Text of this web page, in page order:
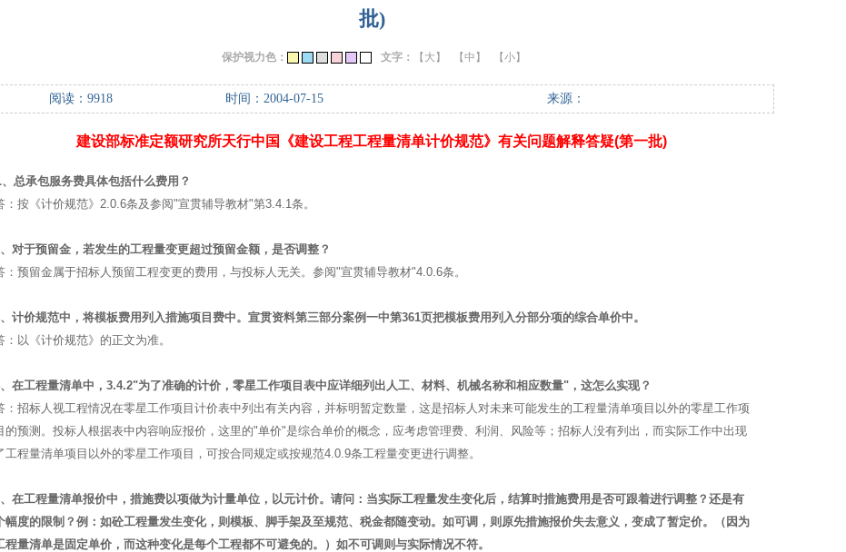
批)
文字： 【大】 【中】 【小】
保护视力色：
阅读： 9918 时间：2004-07-15 来源：
建设部标准定额研究所天行中国《建设工程工程量清单计价规范》有关问题解释答疑(第一批)
、总承包服务费具体包括什么费用？
：按《计价规范》2.0.6条及参阅"宣贯辅导教材"第3.4.1条。
对于预留金，若发生的工程量变更超过预留金额，是否调整？
：预留金属于招标人预留工程变更的费用，与投标人无关。参阅"宣贯辅导教材"4.0.6条。
计价规范中，将模板费用列入措施项目费中。宣贯资料第三部分案例一中第361页把模板费用列入分部分项的综合单价中。
：以《计价规范》的正文为准。
在工程量清单中，3.4.2"为了准确的计价，零星工作项目表中应详细列出人工、材料、机械名称和相应数量"，这怎么实现？
：招标人视工程情况在零星工作项目计价表中列出有关内容，并标明暂定数量，这是招标人对未来可能发生的工程量清单项目以外的零星工作项
的预测。投标人根据表中内容响应报价，这里的"单价"是综合单价的概念，应考虑管理费、利润、风险等；招标人没有列出，而实际工作中出现
工程量清单项目以外的零星工作项目，可按合同规定或按规范4.0.9条工程量变更进行调整。
在工程量清单报价中，措施费以项做为计量单位，以元计价。请问：当实际工程量发生变化后，结算时措施费用是否可跟着进行调整？还是有
幅度的限制？例：如砼工程量发生变化，则模板、脚手架及至规范、税金都随变动。如可调，则原先措施报价失去意义，变成了暂定价。（因为
程量清单是固定单价，而这种变化是每个工程都不可避免的。）如不可调则与实际情况不符。